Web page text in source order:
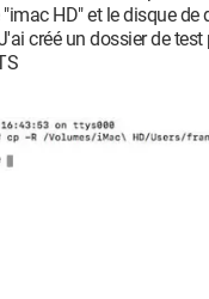
HD" et le disque de
créé un dossier de test